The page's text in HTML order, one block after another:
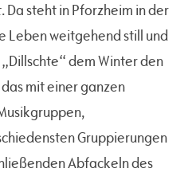
Da steht in Pforzheim in der
Leben weitgehend still und
dem Winter den
mit einer ganzen
Gruppierungen
Abfackeln des